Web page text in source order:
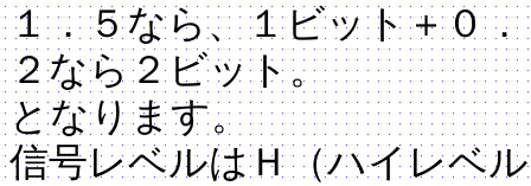
１．５なら、１ビット＋０
２なら２ビット。
となります。
信号レベルはＨ（ハイレベ